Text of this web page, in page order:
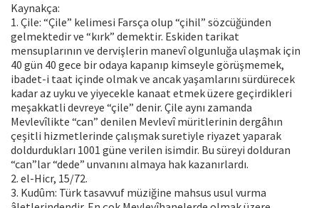
Kaynakça:
1. Çile: “Çile” kelimesi Farsça olup “çihil” sözcüğünden
gelmektedir ve “kırk” demektir. Eskiden tarikat
mensuplarının ve dervişlerin manevî olgunluğa ulaşmak için
40 gün 40 gece bir odaya kapanıp kimseyle görüşmemek,
ibadet-i taat içinde olmak ve ancak yaşamlarını sürdürecek
kadar az uyku ve yiyecekle kanaat etmek üzere geçirdikleri
meşakkatli devreye “çile” denir. Çile aynı zamanda
Mevlevîlikte “can” denilen Mevlevî müritlerinin dergâhın
çeşitli hizmetlerinde çalışmak suretiyle riyazet yaparak
doldurdukları 1001 güne verilen isimdir. Bu süreyi dolduran
“can”lar “dede” unvanını almaya hak kazanırlardı.
2. el-Hicr, 15/72.
3. Kudûm: Türk tasavvuf müziğine mahsus usul vurma